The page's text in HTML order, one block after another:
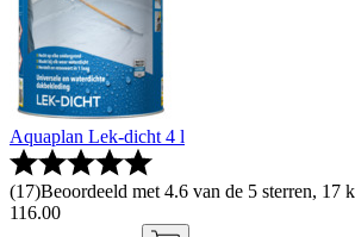
Aquaplan Lek-dicht 4 l
(17)Beoordeeld met 4.6 van de 5 sterren, 17
116.00